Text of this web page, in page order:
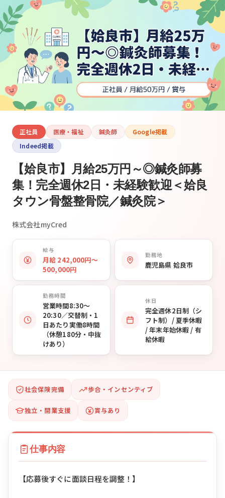
正社員 医療・福祉 鍼灸師
Google掲載
Indeed掲載
【姶良市】月給25万円～◎鍼灸師募
集！完全週休2日・未経験歓迎＜姶良
タウン骨盤整骨院／鍼灸院＞
株式会社myCred
給与
月給 242,000円〜
500,000円
勤務地
鹿児島県 姶良市
勤務時間
営業時間8:30〜
20:30／交替制・1
日あたり実働8時間
（休憩180分・中抜
けあり）
休日
完全週休2日制（シ
フト制）/ 夏季休暇
/ 年末年始休暇 / 有
給休暇
社会保険完備 歩合・インセンティブ
独立・開業支援 賞与あり
仕事内容
【応募後すぐに面談日程を調整！】